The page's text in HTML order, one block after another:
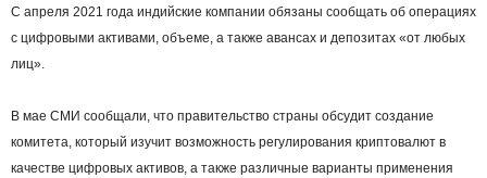
С апреля 2021 года индийские компании обязаны сообщать об операциях
с цифровыми активами, объеме, а также авансах и депозитах «от любых
лиц».
В мае СМИ сообщали, что правительство страны обсудит создание
комитета, который изучит возможность регулирования криптовалют в
качестве цифровых активов, а также различные варианты применения